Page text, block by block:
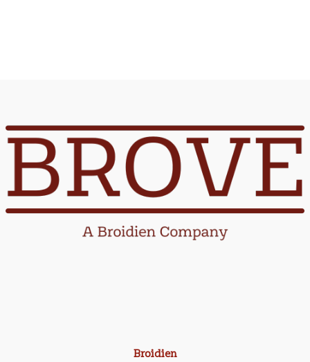
Broidien